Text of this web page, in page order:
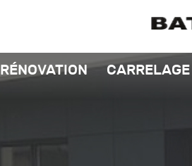
RÉNOVATION CARRELAGE